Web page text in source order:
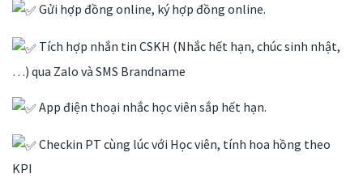
Gửi hợp đồng online, ký hợp đồng online.
Tích hợp nhắn tin CSKH (Nhắc hết hạn, chúc sinh nhật,
…) qua Zalo và SMS Brandname
App điện thoại nhắc học viên sắp hết hạn.
Checkin PT cùng lúc với Học viên, tính hoa hồng theo
KPI